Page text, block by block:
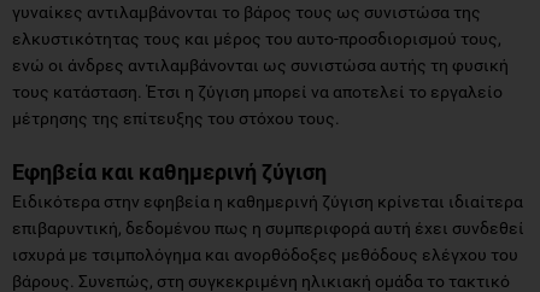
γυναίκες αντιλαμβάνονται το βάρος τους ως συνιστώσα της
ελκυστικότητας τους και μέρος του αυτο-προσδιορισμού τους,
ενώ οι άνδρες αντιλαμβάνονται ως συνιστώσα αυτής τη φυσική
τους κατάσταση. Έτσι η ζύγιση μπορεί να αποτελεί το εργαλείο
μέτρησης της επίτευξης του στόχου τους.
Εφηβεία και καθημερινή ζύγιση
Ειδικότερα στην εφηβεία η καθημερινή ζύγιση κρίνεται ιδιαίτερα
επιβαρυντική, δεδομένου πως η συμπεριφορά αυτή έχει συνδεθεί
ισχυρά με τσιμπολόγημα και ανορθόδοξες μεθόδους ελέγχου του
βάρους. Συνεπώς, στη συγκεκριμένη ηλικιακή ομάδα το τακτικό